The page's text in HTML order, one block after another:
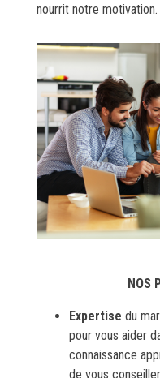
nourrit notre motivation.
NOS
Expertise du
pour vous aider
connaissance
de vous